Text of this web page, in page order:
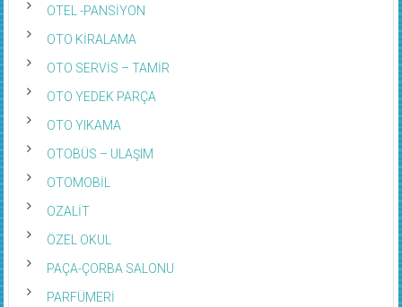
OTEL -PANSİYON
OTO KİRALAMA
OTO SERVİS – TAMİR
OTO YEDEK PARÇA
OTO YIKAMA
OTOBÜS – ULAŞIM
OTOMOBİL
OZALİT
ÖZEL OKUL
PAÇA-ÇORBA SALONU
PARFÜMERİ